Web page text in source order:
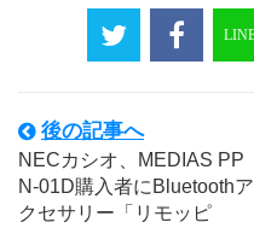
後の記事へ
NECカシオ、MEDIAS PP
N-01D購入者にBluetoothア
クセサリー「リモッピ